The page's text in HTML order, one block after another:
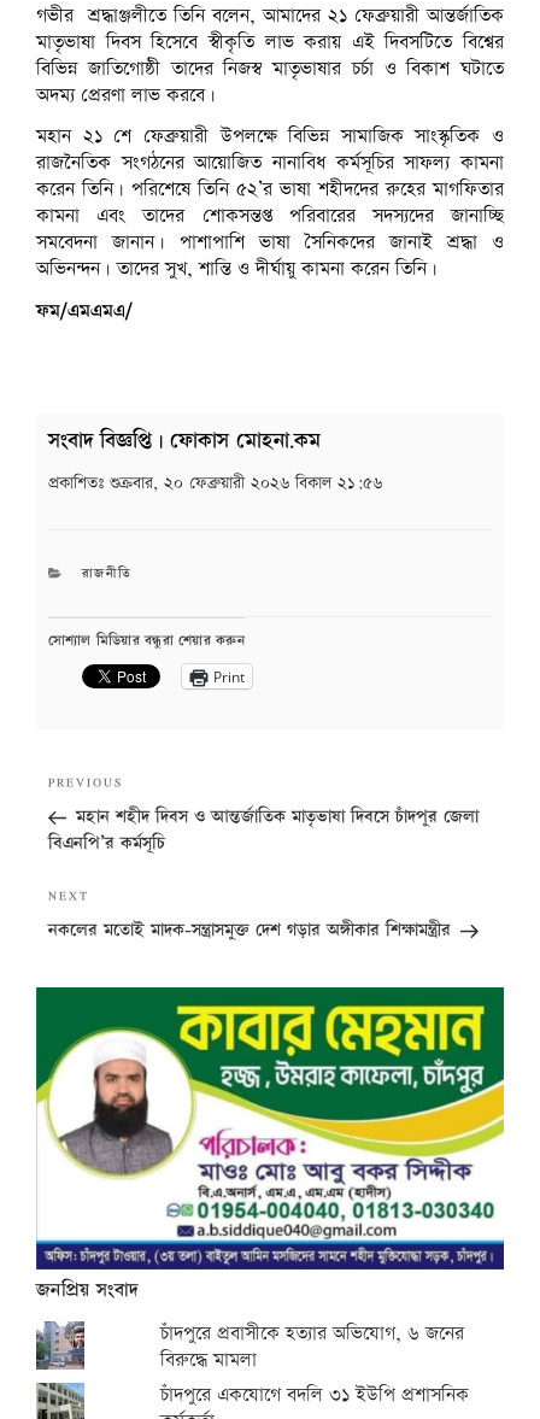
গভীর শ্রদ্ধাঞ্জলীতে তিনি বলেন, আমাদের ২১ ফেব্রুয়ারী আন্তর্জাতিক
মাতৃভাষা দিবস হিসেবে স্বীকৃতি লাভ করায় এই দিবসটিতে বিশ্বের
বিভিন্ন জাতিগোষ্ঠী তাদের নিজস্ব মাতৃভাষার চর্চা ও বিকাশ ঘটাতে
অদম্য প্রেরণা লাভ করবে।
মহান ২১ শে ফেব্রুয়ারী উপলক্ষে বিভিন্ন সামাজিক সাংস্কৃতিক ও
রাজনৈতিক সংগঠনের আয়োজিত নানাবিধ কর্মসূচির সাফল্য কামনা
করেন তিনি। পরিশেষে তিনি ৫২’র ভাষা শহীদদের রুহের মাগফিতার
কামনা এবং তাদের শোকসন্তপ্ত পরিবারের সদস্যদের জানাচ্ছি
সমবেদনা জানান। পাশাপাশি ভাষা সৈনিকদের জানাই শ্রদ্ধা ও
অভিনন্দন। তাদের সুখ, শান্তি ও দীর্ঘায়ু কামনা করেন তিনি।
ফম/এমএমএ/
সংবাদ বিজ্ঞপ্তি | ফোকাস মোহনা.কম
প্রকাশিতঃ শুক্রবার, ২০ ফেব্রুয়ারী ২০২৬ বিকাল ২১:৫৬
CATEGORIES
রাজনীতি
সোশ্যাল মিডিয়ার বন্ধুরা শেয়ার করুন
Print
navigation
Previous
Post
PREVIOUS
মহান শহীদ দিবস ও আন্তর্জাতিক মাতৃভাষা দিবসে চাঁদপুর জেলা
বিএনপি’র কর্মসূচি
Next
Post
NEXT
নকলের মতোই মাদক-সন্ত্রাসমুক্ত দেশ গড়ার অঙ্গীকার শিক্ষামন্ত্রীর
জনপ্রিয় সংবাদ
চাঁদপুরে প্রবাসীকে হত্যার অভিযোগ, ৬ জনের
বিরুদ্ধে মামলা
চাঁদপুরে একযোগে বদলি ৩১ ইউপি প্রশাসনিক